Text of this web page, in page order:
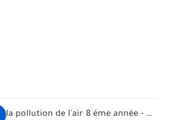
la pollution de l'air 8 éme année - تلوث الهواء...